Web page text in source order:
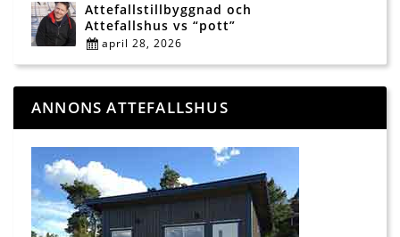
Attefallstillbyggnad och
Attefallshus vs “pott”
april 28, 2026
ANNONS ATTEFALLSHUS